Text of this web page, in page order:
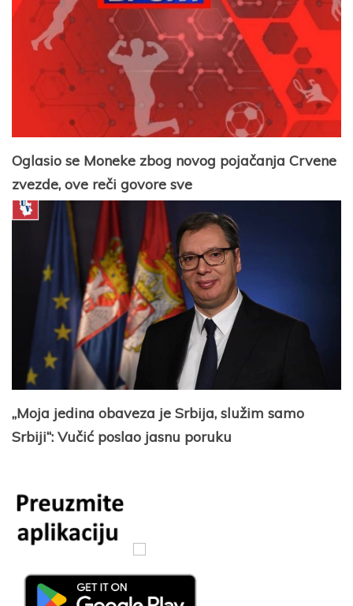
Oglasio se Moneke zbog novog pojačanja Crvene
zvezde, ove reči govore sve
„Moja jedina obaveza je Srbija, služim samo
Srbiji“: Vučić poslao jasnu poruku